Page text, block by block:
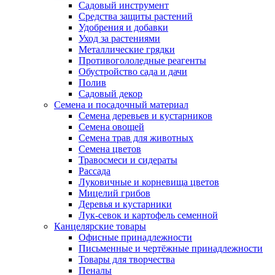
Садовый инструмент
Средства защиты растений
Удобрения и добавки
Уход за растениями
Металлические грядки
Противогололедные реагенты
Обустройство сада и дачи
Полив
Садовый декор
Семена и посадочный материал
Семена деревьев и кустарников
Семена овощей
Семена трав для животных
Семена цветов
Травосмеси и сидераты
Рассада
Луковичные и корневища цветов
Мицелий грибов
Деревья и кустарники
Лук-севок и картофель семенной
Канцелярские товары
Офисные принадлежности
Письменные и чертёжные принадлежности
Товары для творчества
Пеналы